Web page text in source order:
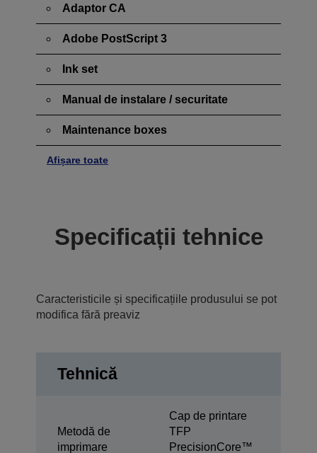
Adaptor CA
Adobe PostScript 3
Ink set
Manual de instalare / securitate
Maintenance boxes
Afișare toate
Specificații tehnice
Caracteristicile și specificațiile produsului se pot
modifica fără preaviz
Tehnică
Metodă de
imprimare
Cap de printare
TFP
PrecisionCore™